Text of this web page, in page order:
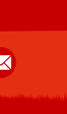
Skicka
e-
post
till
kommun.